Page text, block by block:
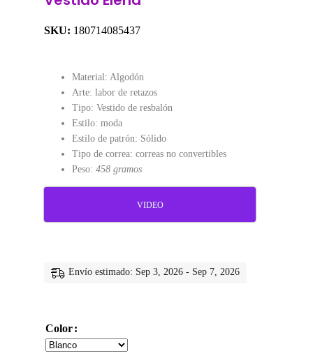
SKU: 180714085437
Material: Algodón
Arte: labor de retazos
Tipo: Vestido de resbalón
Estilo: moda
Estilo de patrón: Sólido
Tipo de correa: correas no convertibles
Peso: 458 gramos
VIDEO
Envío estimado: Sep 3, 2026 - Sep 7, 2026
Color